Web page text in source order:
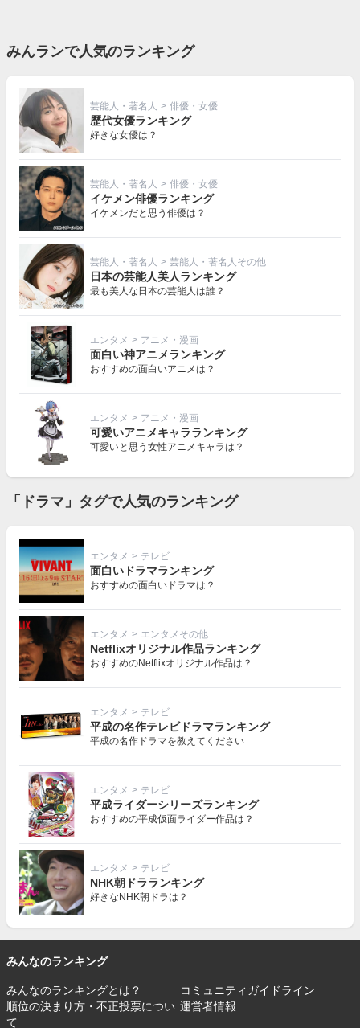
みんランで人気のランキング
芸能人・著名人 > 俳優・女優
歴代女優ランキング
好きな女優は？
芸能人・著名人 > 俳優・女優
イケメン俳優ランキング
イケメンだと思う俳優は？
芸能人・著名人 > 芸能人・著名人その他
日本の芸能人美人ランキング
最も美人な日本の芸能人は誰？
エンタメ > アニメ・漫画
面白い神アニメランキング
おすすめの面白いアニメは？
エンタメ > アニメ・漫画
可愛いアニメキャラランキング
可愛いと思う女性アニメキャラは？
「ドラマ」タグで人気のランキング
エンタメ > テレビ
面白いドラマランキング
おすすめの面白いドラマは？
エンタメ > エンタメその他
Netflixオリジナル作品ランキング
おすすめのNetflixオリジナル作品は？
エンタメ > テレビ
平成の名作テレビドラマランキング
平成の名作ドラマを教えてください
エンタメ > テレビ
平成ライダーシリーズランキング
おすすめの平成仮面ライダー作品は？
エンタメ > テレビ
NHK朝ドラランキング
好きなNHK朝ドラは？
みんなのランキング
みんなのランキングとは？
コミュニティガイドライン
順位の決まり方・不正投票につい
て
運営者情報